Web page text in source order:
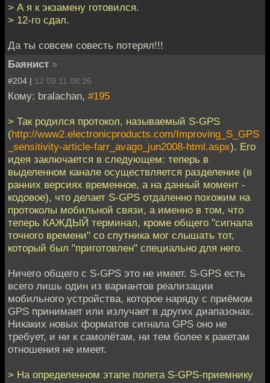
> А я к экзамену готовился.
> 12-го сдал.
Да ты совсем совесть потерял!!!
Баянист »
#204 | 12.09.11 08:26
Кому: bralachan, #195
> Так родился протокол, называемый S-GPS
(http://www2.electronicproducts.com/Improving_S_GPS
_sensitivity-article-farr_avago_jun2008-html.aspx). Его
идея заключается в следующем: теперь в
выделенном канале осуществляется разделение (в
ранних версиях временное, а на данный момент -
кодовое), что делает S-GPS отдаленно похожим на
протоколы мобильной связи, а именно в том, что
теперь КАЖДЫЙ терминал, кроме общего "сигнала
точного времени" со спутника мог слышать тот,
который был "приготовлен" специально для него.
Ничего общего с S-GPS это не имеет. S-GPS есть
всего лишь один из вариантов реализации
мобильного устройства, которое наряду с приёмом
GPS принимает или излучает в других диапазонах.
Никаких новых форматов сигнала GPS оно не
требует, и ни к самолётам, ни тем более к ракетам
отношения не имеет.
> На определенном этапе полета S-GPS-приемнику